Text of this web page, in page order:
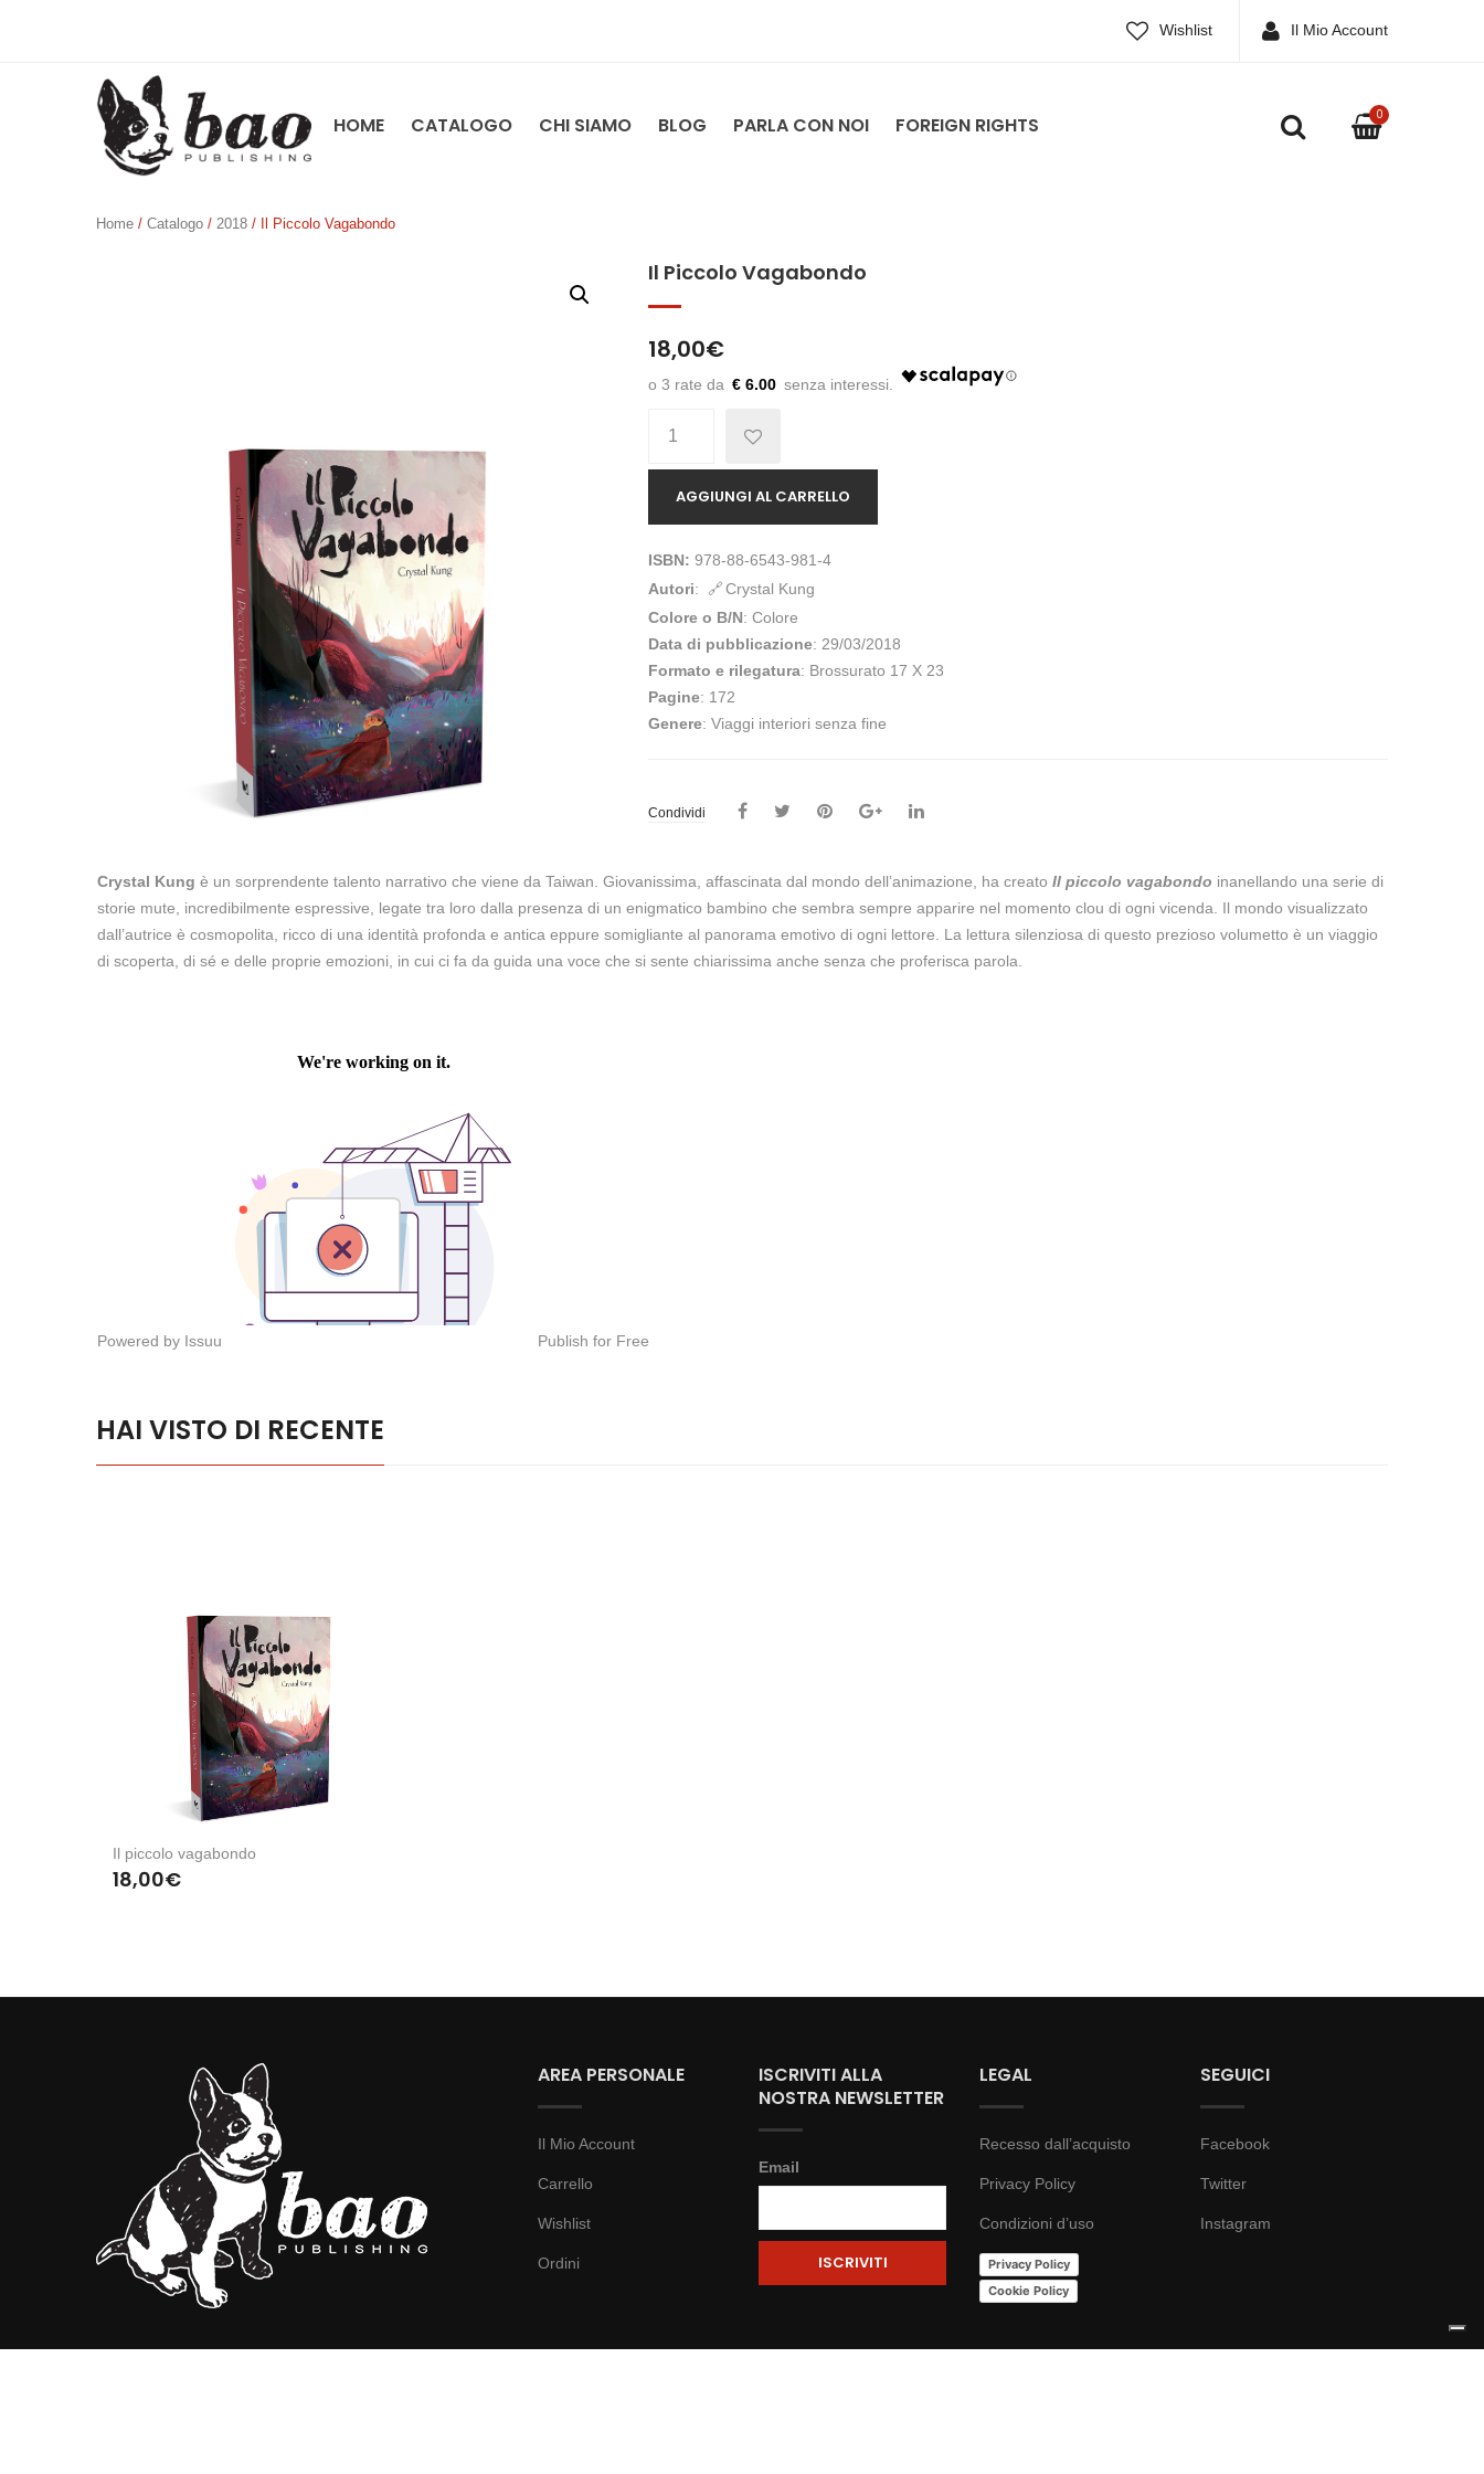
Wishlist Il Mio Account
HOME CATALOGO CHI SIAMO BLOG PARLA CON NOI FOREIGN RIGHTS 0
Home / Catalogo / 2018 / Il Piccolo Vagabondo
Il Piccolo Vagabondo
18,00€
€ 6.00
AGGIUNGI AL CARRELLO
ISBN: 978-88-6543-981-4
Autori:
Crystal Kung
Colore o B/N: Colore
Data di pubblicazione: 29/03/2018
Formato e rilegatura: Brossurato 17 X 23
Pagine: 172
Genere: Viaggi interiori senza fine
Condividi
Crystal Kung è un sorprendente talento narrativo che viene da Taiwan. Giovanissima, affascinata dal mondo dell’animazione, ha creato Il piccolo vagabondo inanellando una serie di
storie mute, incredibilmente espressive, legate tra loro dalla presenza di un enigmatico bambino che sembra sempre apparire nel momento clou di ogni vicenda. Il mondo visualizzato
dall’autrice è cosmopolita, ricco di una identità profonda e antica eppure somigliante al panorama emotivo di ogni lettore. La lettura silenziosa di questo prezioso volumetto è un viaggio
di scoperta, di sé e delle proprie emozioni, in cui ci fa da guida una voce che si sente chiarissima anche senza che proferisca parola.
Powered by Issuu Publish for Free
HAI VISTO DI RECENTE
Il piccolo vagabondo
18,00€
AREA PERSONALE
Il Mio Account
Carrello
Wishlist
Ordini
ISCRIVITI ALLA
NOSTRA NEWSLETTER
Email
LEGAL
Recesso dall’acquisto
Privacy Policy
Condizioni d’uso
Privacy Policy
Cookie Policy
SEGUICI
Facebook
Twitter
Instagram